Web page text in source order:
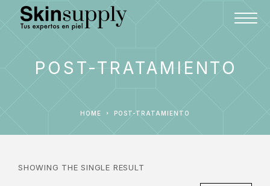
POST-TRATAMIENTO
HOME POST-TRATAMIENTO
SHOWING THE SINGLE RESULT